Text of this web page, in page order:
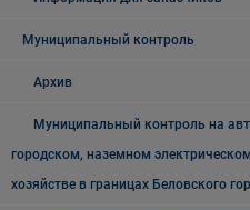
Муниципальный контроль
Архив
Муниципальный контроль на
городском, наземном
хозяйстве в границах Беловского